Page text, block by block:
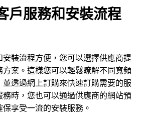
戶服務和安裝流程
安裝流程方便，您可以選擇供應商提
方案。這樣您可以輕鬆瞭解不同寬頻
並透過網上訂購來快速訂購需要的服
務時，您也可以通過供應商的網站預
享受一流的安裝服務。